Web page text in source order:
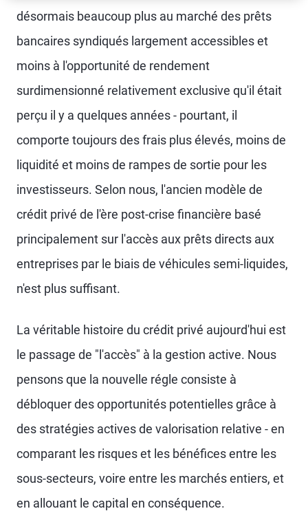
désormais beaucoup plus au marché des prêts
bancaires syndiqués largement accessibles et
moins à l'opportunité de rendement
surdimensionné relativement exclusive qu'il était
perçu il y a quelques années - pourtant, il
comporte toujours des frais plus élevés, moins de
liquidité et moins de rampes de sortie pour les
investisseurs. Selon nous, l'ancien modèle de
crédit privé de l'ère post-crise financière basé
principalement sur l'accès aux prêts directs aux
entreprises par le biais de véhicules semi-liquides,
n'est plus suffisant.
La véritable histoire du crédit privé aujourd'hui est
le passage de "l'accès" à la gestion active. Nous
pensons que la nouvelle régle consiste à
débloquer des opportunités potentielles grâce à
des stratégies actives de valorisation relative - en
comparant les risques et les bénéfices entre les
sous-secteurs, voire entre les marchés entiers, et
en allouant le capital en conséquence.